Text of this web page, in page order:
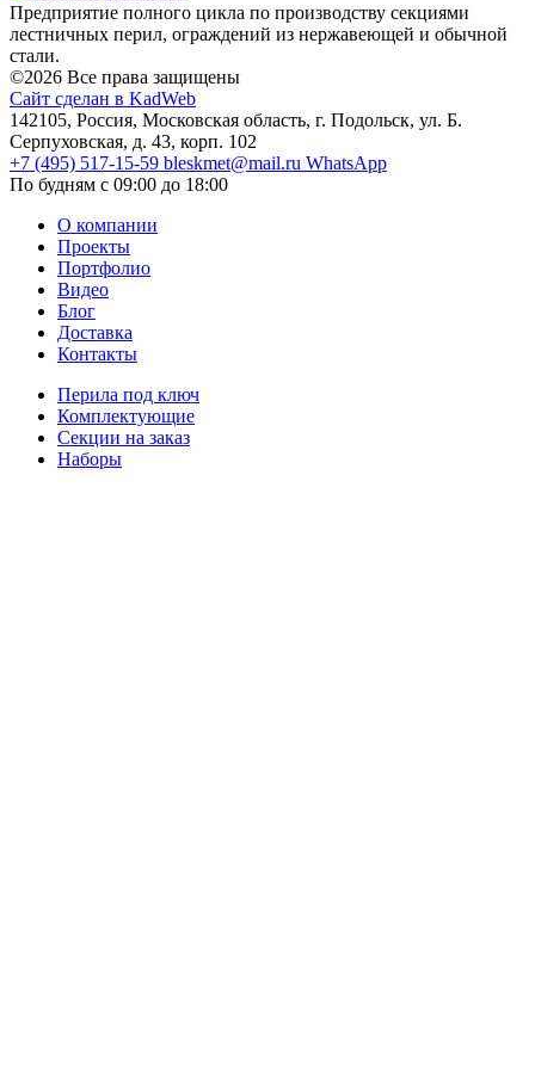
Предприятие полного цикла по производству секциями
лестничных перил, ограждений из нержавеющей и обычной
стали.
©2026 Все права защищены
Сайт сделан в KadWeb
142105, Россия, Московская область, г. Подольск, ул. Б.
Серпуховская, д. 43, корп. 102
+7 (495) 517-15-59 bleskmet@mail.ru WhatsApp
По будням с 09:00 до 18:00
О компании
Проекты
Портфолио
Видео
Блог
Доставка
Контакты
Перила под ключ
Комплектующие
Секции на заказ
Наборы